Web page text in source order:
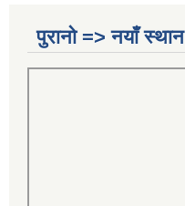
पुरानो => नयाँ स्थान